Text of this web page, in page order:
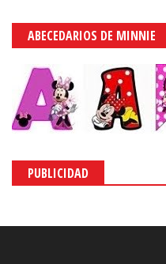
ABECEDARIOS DE MINNIE
PUBLICIDAD